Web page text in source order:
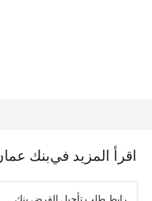
اقرأ المزيد فيبنك